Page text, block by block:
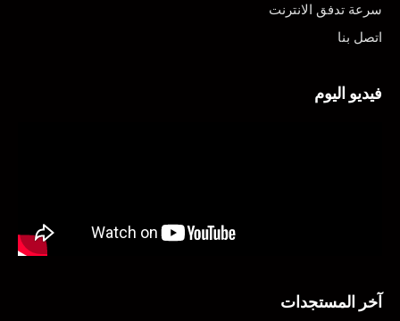
سرعة تدفق الانترنت
اتصل بنا
فيديو اليوم
آخر المستجدات